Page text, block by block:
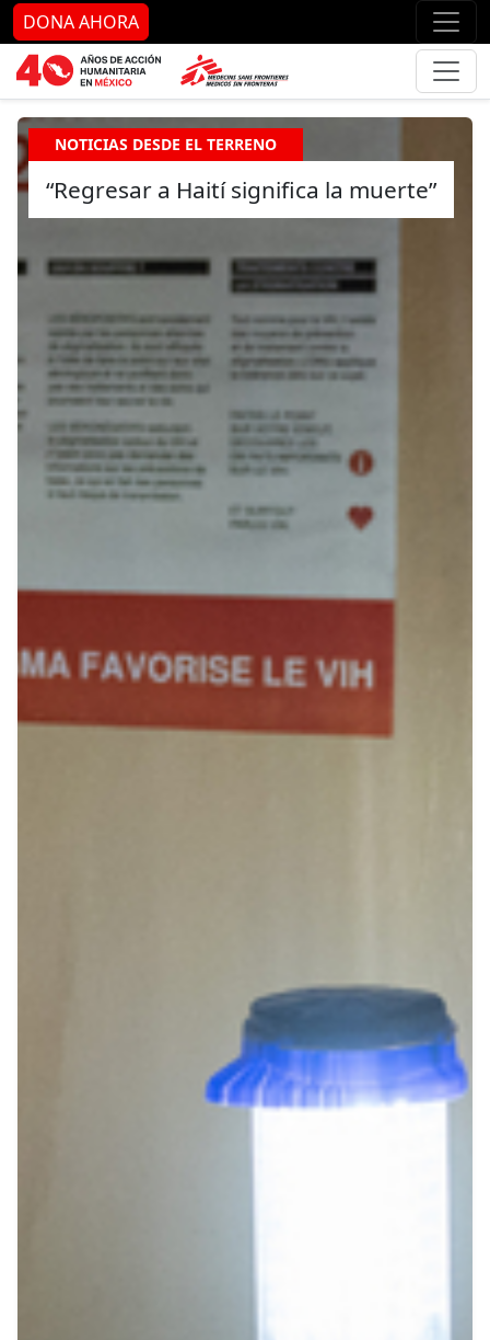
Ir al contenido principal Ir
DONA AHORA
NOTICIAS DESDE EL TERRENO
“Regresar a Haití significa la muerte”